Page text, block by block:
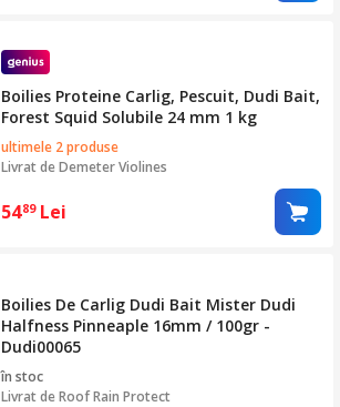
Boilies Proteine Carlig, Pescuit, Dudi Bait,
Forest Squid Solubile 24 mm 1 kg
ultimele 2 produse
Livrat deDemeter Violines
5489 Lei
Boilies De Carlig Dudi Bait Mister Dudi
Halfness Pinneaple 16mm / 100gr -
Dudi00065
în stoc
Livrat deRoof Rain Protect